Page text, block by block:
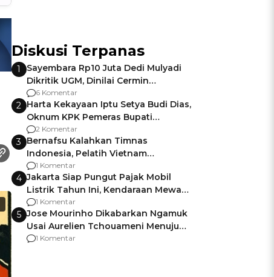
Diskusi Terpanas
1
Sayembara Rp10 Juta Dedi Mulyadi
Dikritik UGM, Dinilai Cermin
Gagalnya Negara Jamin Keamanan
6 Komentar
2 Harta Kekayaan Iptu Setya Budi Dias,
Oknum KPK Pemeras Bupati
Pemalang
2 Komentar
3 Bernafsu Kalahkan Timnas
Indonesia, Pelatih Vietnam
Berencana Pakai Jimat di Pakansari
1 Komentar
4 Jakarta Siap Pungut Pajak Mobil
Listrik Tahun Ini, Kendaraan Mewah
Kena hingga 75% PKB
1 Komentar
5 Jose Mourinho Dikabarkan Ngamuk
Usai Aurelien Tchouameni Menuju
Manchester United
1 Komentar